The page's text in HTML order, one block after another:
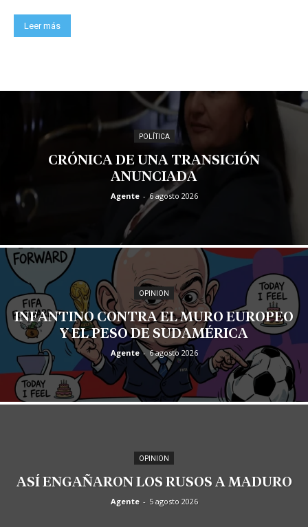
Leer más
POLÍTICA
CRÓNICA DE UNA TRANSICIÓN
ANUNCIADA
Agente - 6 agosto 2026
OPINION
INFANTINO CONTRA EL MURO EUROPEO
Y EL PESO DE SUDAMÉRICA
Agente - 6 agosto 2026
OPINION
ASÍ ENGAÑARON LOS RUSOS A MADURO
Agente - 5 agosto 2026